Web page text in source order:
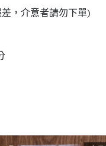
，介意者請勿下單)